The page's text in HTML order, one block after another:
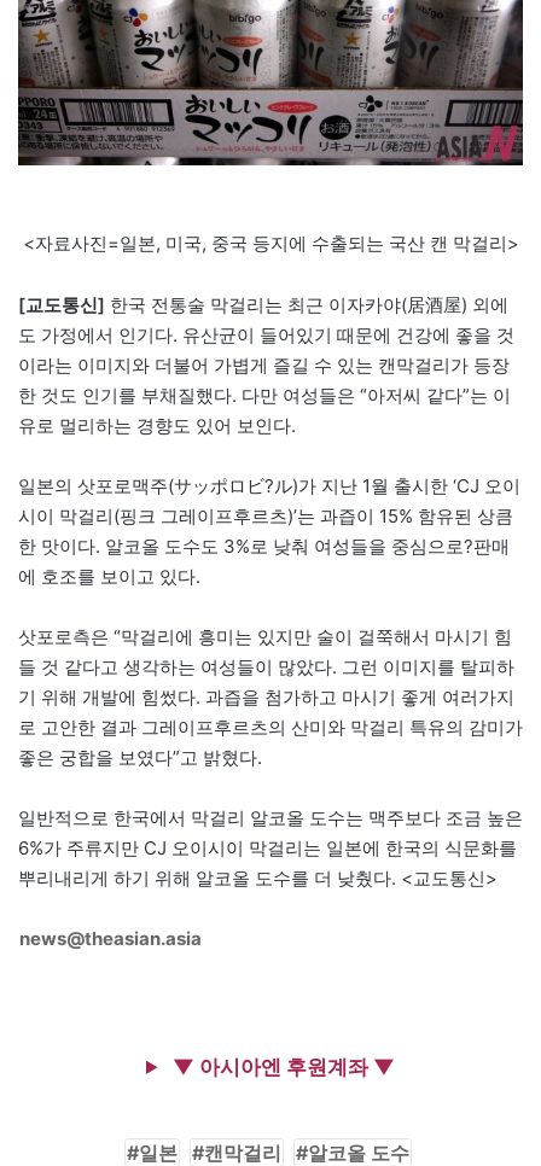
<자료사진=일본, 미국, 중국 등지에 수출되는 국산 캔 막걸리>
[교도통신] 한국 전통술 막걸리는 최근 이자카야(居酒屋) 외에
도 가정에서 인기다. 유산균이 들어있기 때문에 건강에 좋을 것
이라는 이미지와 더불어 가볍게 즐길 수 있는 캔막걸리가 등장
한 것도 인기를 부채질했다. 다만 여성들은 “아저씨 같다”는 이
유로 멀리하는 경향도 있어 보인다.
일본의 삿포로맥주(サッポロビ?ル)가 지난 1월 출시한 ‘CJ 오이
시이 막걸리(핑크 그레이프후르츠)’는 과즙이 15% 함유된 상큼
한 맛이다. 알코올 도수도 3%로 낮춰 여성들을 중심으로?판매
에 호조를 보이고 있다.
삿포로측은 “막걸리에 흥미는 있지만 술이 걸쭉해서 마시기 힘
들 것 같다고 생각하는 여성들이 많았다. 그런 이미지를 탈피하
기 위해 개발에 힘썼다. 과즙을 첨가하고 마시기 좋게 여러가지
로 고안한 결과 그레이프후르츠의 산미와 막걸리 특유의 감미가
좋은 궁합을 보였다”고 밝혔다.
일반적으로 한국에서 막걸리 알코올 도수는 맥주보다 조금 높은
6%가 주류지만 CJ 오이시이 막걸리는 일본에 한국의 식문화를
뿌리내리게 하기 위해 알코올 도수를 더 낮췄다. <교도통신>
news@theasian.asia
▼ 아시아엔 후원계좌 ▼
일본 캔막걸리 알코올 도수